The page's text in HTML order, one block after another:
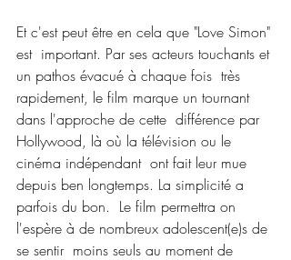
Et c'est peut être en cela que "Love Simon"
est  important. Par ses acteurs touchants et
un pathos évacué à chaque fois  très
rapidement, le film marque un tournant
dans l'approche de cette  différence par
Hollywood, là où la télévision ou le
cinéma indépendant  ont fait leur mue
depuis ben longtemps. La simplicité a
parfois du bon.  Le film permettra on
l'espère à de nombreux adolescent(e)s de
se sentir  moins seuls au moment de